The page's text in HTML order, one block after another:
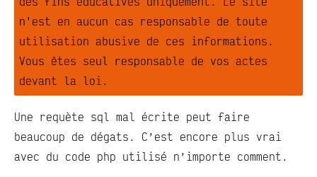
n'est en aucun cas responsable de toute
utilisation abusive de ces informations.
Vous êtes seul responsable de vos actes
devant la loi.
Une requète sql mal écrite peut faire
beaucoup de dégats. C’est encore plus vrai
avec du code php utilisé n’importe comment.